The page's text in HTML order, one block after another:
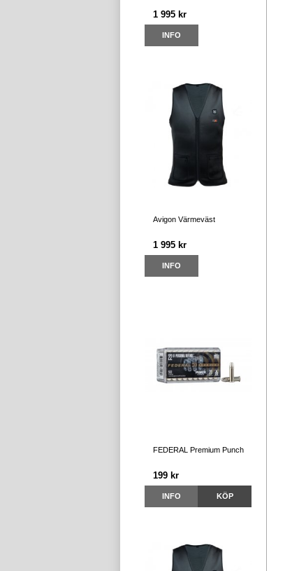
1 995 kr
INFO
Avigon Värmeväst
1 995 kr
INFO
FEDERAL Premium Punch
199 kr
INFO KÖP